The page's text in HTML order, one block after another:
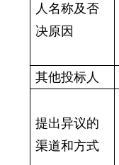
人名称及否
决原因
其他投标人
提出异议的
渠道和方式